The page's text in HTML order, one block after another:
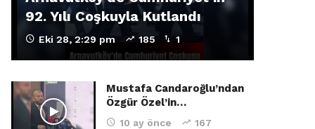
92. Yılı Coşkuyla Kutlandı
Eki 28, 2:29 pm 185 1
Mustafa Candaroğlu’ndan
Özgür Özel’in…
10 ay önce 167